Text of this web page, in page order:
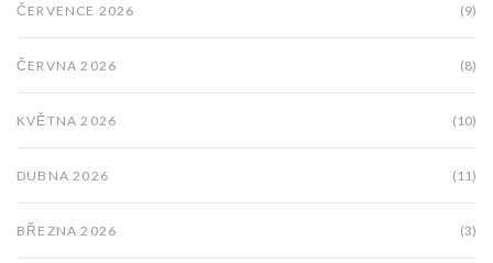
ČERVENCE 2026 (9)
ČERVNA 2026 (8)
KVĚTNA 2026 (10)
DUBNA 2026 (11)
BŘEZNA 2026 (3)